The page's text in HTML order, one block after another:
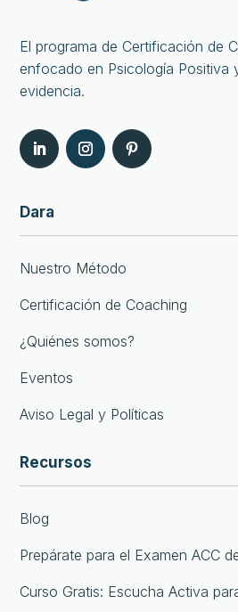
El programa de Certificación de
enfocado en Psicología Positiva
evidencia.
Dara
Nuestro Método
Certificación de Coaching
¿Quiénes somos?
Eventos
Aviso Legal y Políticas
Recursos
Blog
Prepárate para el Examen ACC
Curso Gratis: Escucha Activa